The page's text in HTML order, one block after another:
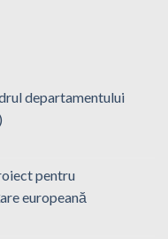
departamentului
pentru
europeană